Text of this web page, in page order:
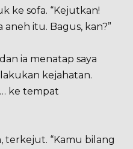
ke sofa. “Kejutkan!
itu. Bagus, kan?”
ia menatap saya
kejahatan.
ke tempat
terkejut. “Kamu bilang